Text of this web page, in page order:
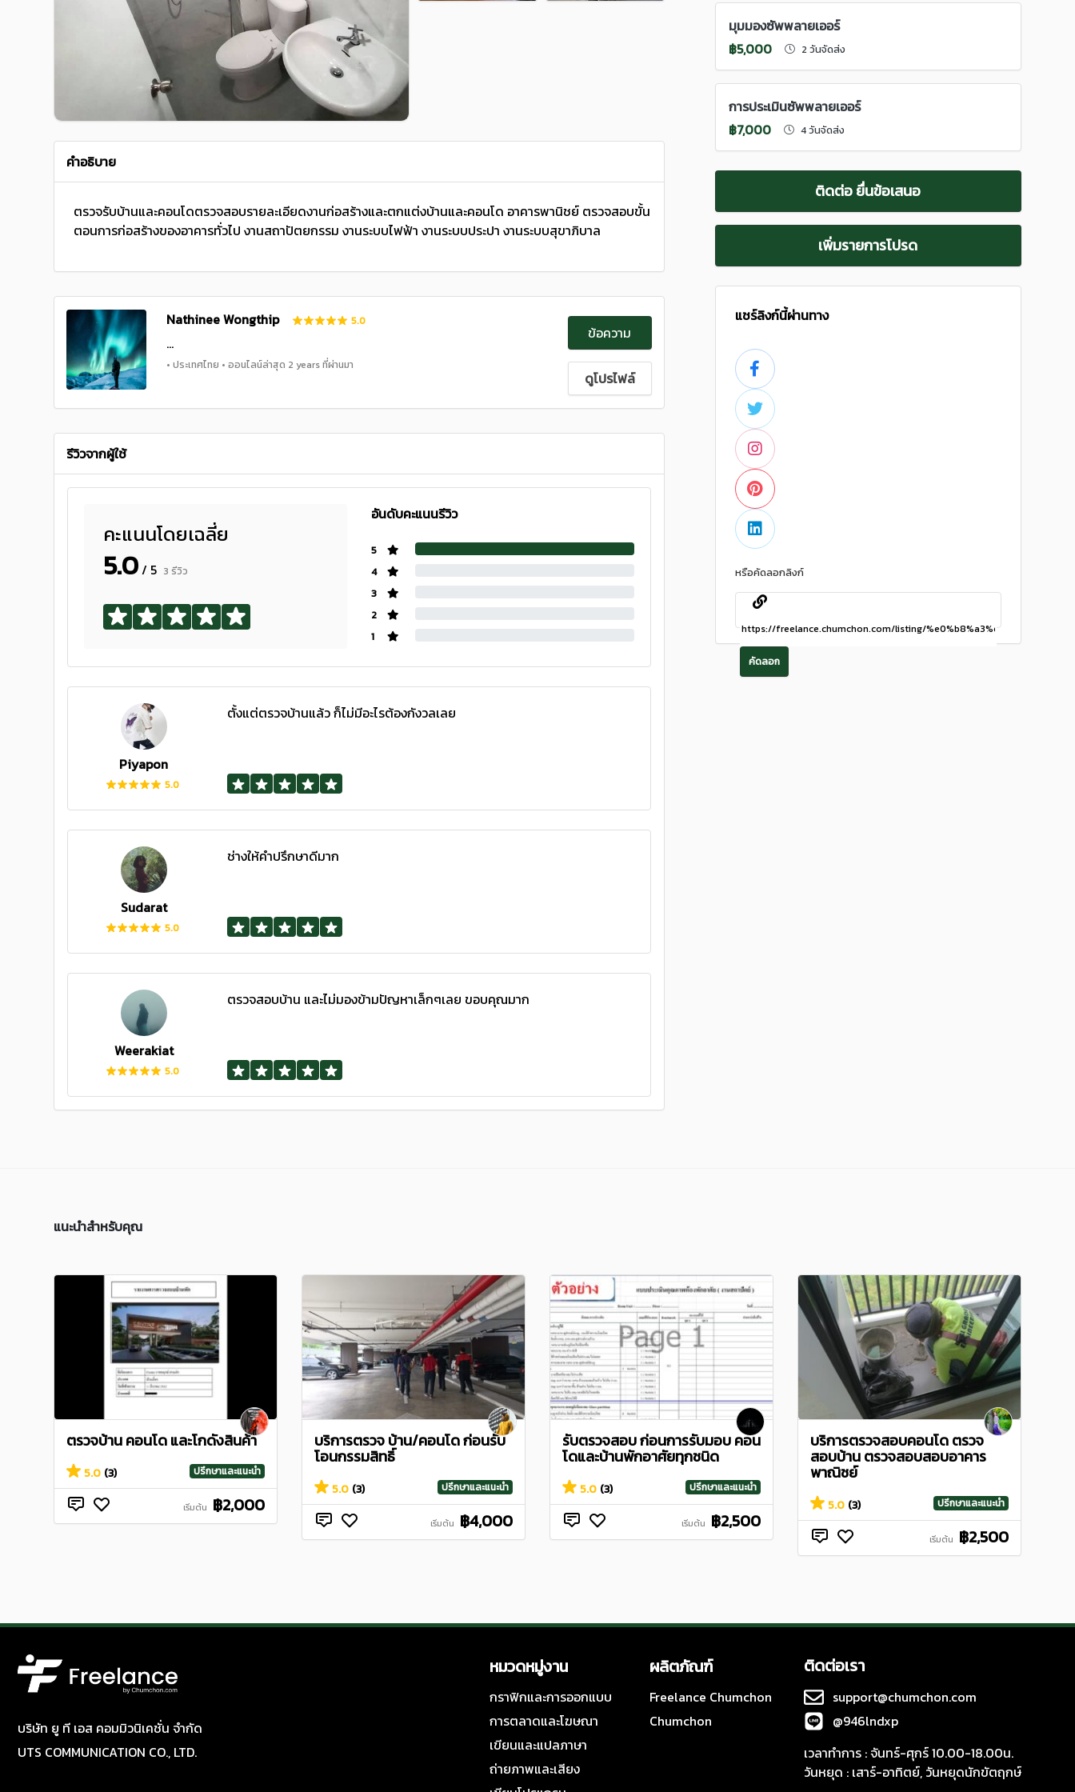
มุมมองซัพพลายเออร์
฿5,000
2 วันจัดส่ง
การประเมินซัพพลายเออร์
฿7,000
4 วันจัดส่ง
ติดต่อ ยื่นข้อเสนอ
เพิ่มรายการโปรด
แชร์ลิงก์นี้ผ่านทาง
หรือคัดลอกลิงก์
คัดลอก
คำอธิบาย
ตรวจรับบ้านและคอนโดตรวจสอบรายละเอียดงานก่อสร้างและตกแต่งบ้านและคอนโด อาคารพานิชย์ ตรวจสอบขั้น
ตอนการก่อสร้างของอาคารทั่วไป งานสถาปัตยกรรม งานระบบไฟฟ้า งานระบบประปา งานระบบสุขาภิบาล
Nathinee Wongthip 5.0
...
• ประเทศไทย • ออนไลน์ล่าสุด 2 years ที่ผ่านมา
ข้อความ
ดูโปรไฟล์
รีวิวจากผู้ใช้
คะแนนโดยเฉลี่ย
5.0/ 5 3 รีวิว
อันดับคะแนนรีวิว
5
4
3
2
1
Piyapon
5.0
ตั้งแต่ตรวจบ้านแล้ว ก็ไม่มีอะไรต้องกังวลเลย
Sudarat
5.0
ช่างให้คำปรึกษาดีมาก
Weerakiat
5.0
ตรวจสอบบ้าน และไม่มองข้ามปัญหาเล็กๆเลย ขอบคุณมาก
แนะนำสำหรับคุณ
ตรวจบ้าน คอนโด และโกดังสินค้า
5.0 (3) ปรึกษาและแนะนำ
เริ่มต้น ฿2,000
บริการตรวจ บ้าน/คอนโด ก่อนรับ
โอนกรรมสิทธิ์
5.0 (3) ปรึกษาและแนะนำ
เริ่มต้น ฿4,000
รับตรวจสอบ ก่อนการรับมอบ คอน
โดและบ้านพักอาศัยทุกชนิด
5.0 (3) ปรึกษาและแนะนำ
เริ่มต้น ฿2,500
บริการตรวจสอบคอนโด ตรวจ
สอบบ้าน ตรวจสอบสอบอาคาร
พาณิชย์
5.0 (3) ปรึกษาและแนะนำ
เริ่มต้น ฿2,500
บริษัท ยู ที เอส คอมมิวนิเคชั่น จำกัด
UTS COMMUNICATION CO., LTD.
หมวดหมู่งาน
กราฟิกและการออกแบบ
การตลาดและโฆษณา
เขียนและแปลภาษา
ถ่ายภาพและเสียง
ผลิตภัณฑ์
Freelance Chumchon
Chumchon
ติดต่อเรา
support@chumchon.com
@946lndxp
เวลาทำการ : จันทร์-ศุกร์ 10.00-18.00น.
วันหยุด : เสาร์-อาทิตย์, วันหยุดนักขัตฤกษ์